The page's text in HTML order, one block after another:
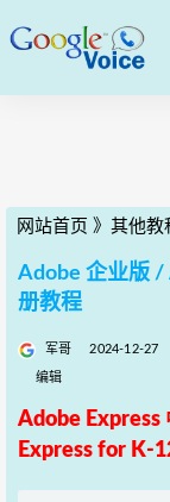
网站首页 》 其他教
Adobe 企业版 /
册教程
军哥 2024-12-27
编辑
Adobe Express
Express for K-